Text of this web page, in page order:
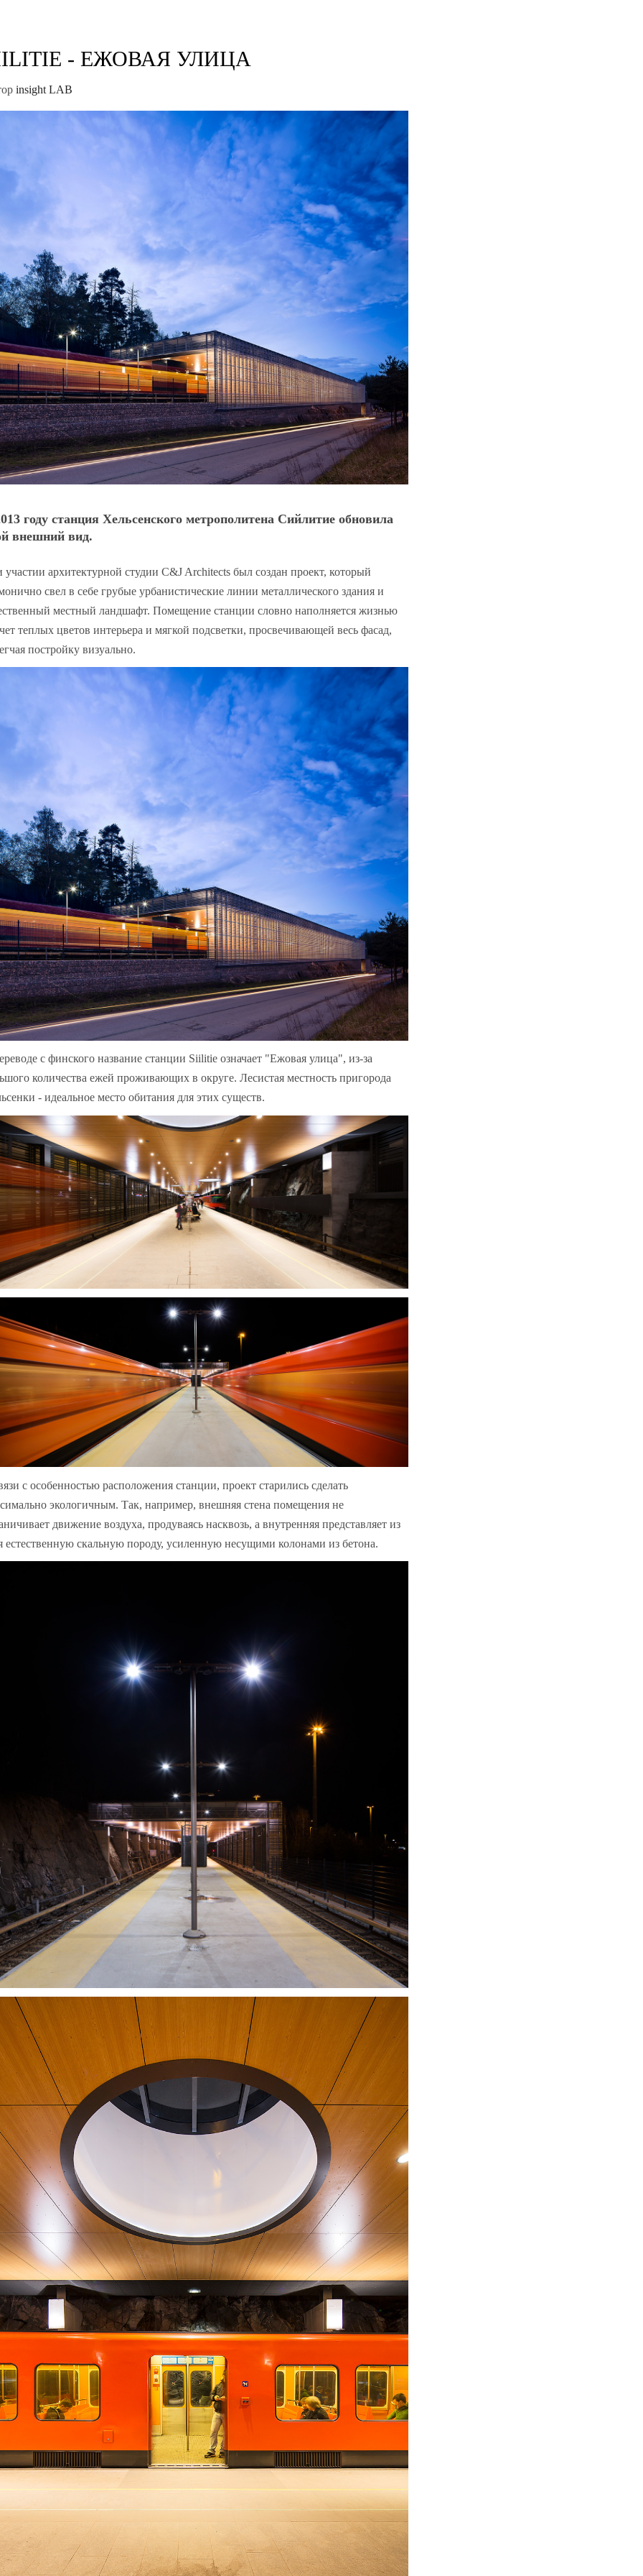
- ЕЖОВАЯ УЛИЦА
insight LAB
году станция Хельсенского метрополитена Сийлитие обновила
внешний вид.
участии архитектурной студии C&J Architects был создан проект, который
свел в себе грубые урбанистические линии металлического здания и
местный ландшафт. Помещение станции словно наполняется жизнью
теплых цветов интерьера и мягкой подсветки, просвечивающей весь фасад,
постройку визуально.
с финского название станции Siilitie означает "Ежовая улица", из-за
количества ежей проживающих в округе. Лесистая местность пригорода
- идеальное место обитания для этих существ.
с особенностью расположения станции, проект старились сделать
экологичным. Так, например, внешняя стена помещения не
движение воздуха, продуваясь насквозь, а внутренняя представляет из
естественную скальную породу, усиленную несущими колонами из бетона.